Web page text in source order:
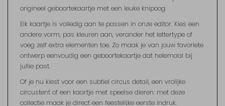
origineel geboortekaartje met een leuke knipoog.
Elk kaartje is volledig aan te passen in onze editor. Kies een
andere vorm, pas kleuren aan, verander het lettertype of
voeg zelf extra elementen toe. Zo maak je van jouw favoriete
ontwerp eenvoudig een geboortekaartje dat helemaal bij
jullie past.
Of je nu kiest voor een subtiel circus detail, een vrolijke
circustent of een kaartje met speelse dieren: met deze
collectie maak je direct een feestelijke eerste indruk.